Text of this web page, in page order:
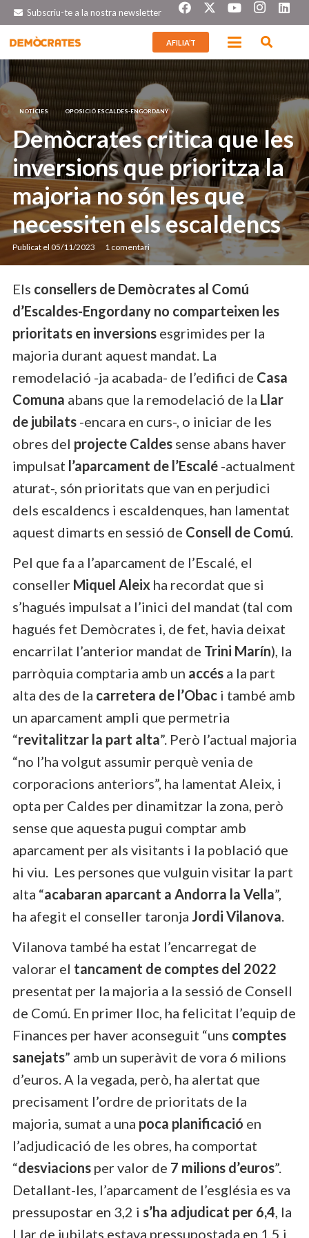
Subscriu-te a la nostra newsletter
AFILIA’T
NOTÍCIES OPOSICIÓ ESCALDES-ENGORDANY
Demòcrates critica que les
inversions que prioritza la
majoria no són les que
necessiten els escaldencs
Publicat el 05/11/2023 1 comentari
Els consellers de Demòcrates al Comú
d’Escaldes-Engordany no comparteixen les
prioritats en inversions esgrimides per la
majoria durant aquest mandat. La
remodelació -ja acabada- de l’edifici de Casa
Comuna abans que la remodelació de la Llar
de jubilats -encara en curs-, o iniciar de les
obres del projecte Caldes sense abans haver
impulsat l’aparcament de l’Escalé -actualment
aturat-, són prioritats que van en perjudici
dels escaldencs i escaldenques, han lamentat
aquest dimarts en sessió de Consell de Comú.
Pel que fa a l’aparcament de l’Escalé, el
conseller Miquel Aleix ha recordat que si
s’hagués impulsat a l’inici del mandat (tal com
hagués fet Demòcrates i, de fet, havia deixat
encarrilat l’anterior mandat de Trini Marín), la
parròquia comptaria amb un accés a la part
alta des de la carretera de l’Obac i també amb
un aparcament ampli que permetria
“revitalitzar la part alta”. Però l’actual majoria
“no l’ha volgut assumir perquè venia de
corporacions anteriors”, ha lamentat Aleix, i
opta per Caldes per dinamitzar la zona, però
sense que aquesta pugui comptar amb
aparcament per als visitants i la població que
hi viu. Les persones que vulguin visitar la part
alta “acabaran aparcant a Andorra la Vella”,
ha afegit el conseller taronja Jordi Vilanova.
Vilanova també ha estat l’encarregat de
valorar el tancament de comptes del 2022
presentat per la majoria a la sessió de Consell
de Comú. En primer lloc, ha felicitat l’equip de
Finances per haver aconseguit “uns comptes
sanejats” amb un superàvit de vora 6 milions
d’euros. A la vegada, però, ha alertat que
precisament l’ordre de prioritats de la
majoria, sumat a una poca planificació en
l’adjudicació de les obres, ha comportat
“desviacions per valor de 7 milions d’euros”.
Detallant-les, l’aparcament de l’església es va
pressupostar en 3,2 i s’ha adjudicat per 6,4, la
Llar de jubilats estava pressupostada en 1,5 i